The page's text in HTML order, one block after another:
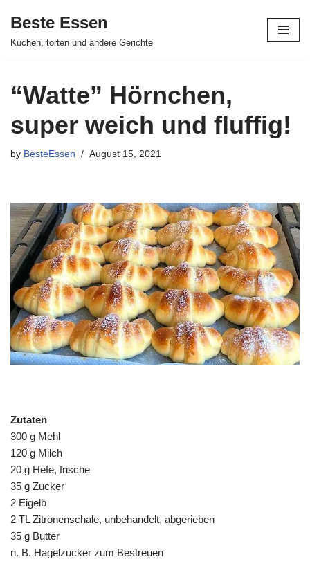
Skip
Beste Essen
Kuchen, torten und andere Gerichte
“Watte” Hörnchen,
super weich und fluffig!
by BesteEssen August 15, 2021
Zutaten
300 g Mehl
120 g Milch
20 g Hefe, frische
35 g Zucker
2 Eigelb
2 TL Zitronenschale, unbehandelt, abgerieben
35 g Butter
n. B. Hagelzucker zum Bestreuen